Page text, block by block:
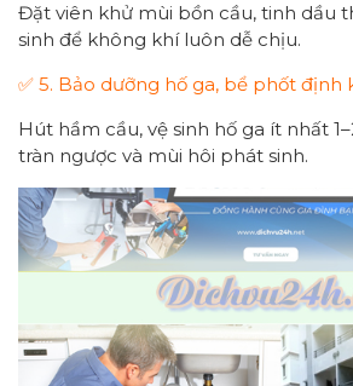
Đặt viên khử mùi bồn cầu, tinh dầu
sinh để không khí luôn dễ chịu.
✅ 5. Bảo dưỡng hố ga, bể phốt định
Hút hầm cầu, vệ sinh hố ga ít nhất
tràn ngược và mùi hôi phát sinh.